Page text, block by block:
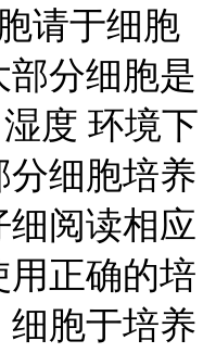
请于细胞
分细胞是
度 环境下
细胞培养
阅读相应
用正确的培
胞于培养